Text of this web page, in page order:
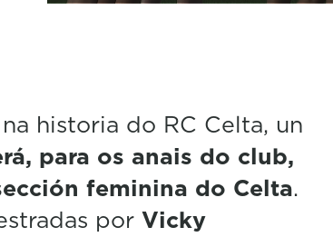
d
s
o
f
1
m
i
historia do RC Celta, un
para os anais do club,
feminina do Celta.
por Vicky